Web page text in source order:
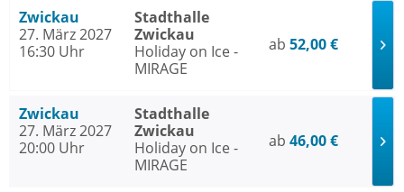
Zwickau
27. März 2027
16:30 Uhr
Stadthalle
Zwickau
Holiday on Ice -
MIRAGE
ab 52,00 €
Zwickau
27. März 2027
20:00 Uhr
Stadthalle
Zwickau
Holiday on Ice -
MIRAGE
ab 46,00 €